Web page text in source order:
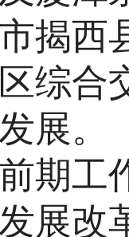
揭西
综合
展。
工作
展改